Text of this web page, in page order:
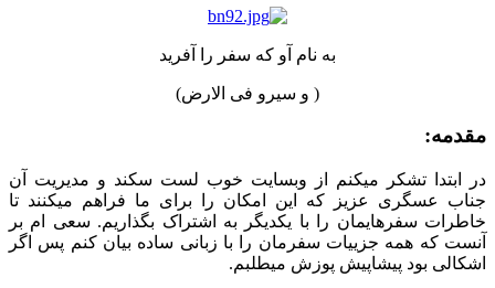
به نام آو که سفر را آفرید
( و سیرو فی الارض)
مقدمه:
در ابتدا تشکر میکنم از وبسایت خوب لست سکند و مدیریت آن
جناب عسگری عزیز که این امکان را برای ما فراهم میکنند تا
خاطرات سفرهایمان را با یکدیگر به اشتراک بگذاریم. سعی ام بر
آنست که همه جزییات سفرمان را با زبانی ساده بیان کنم پس اگر
اشکالی بود پیشاپیش پوزش میطلبم.